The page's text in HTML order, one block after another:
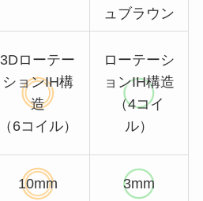
ュブラウン
3Dローテー
ションIH構
造
（6コイル）
ローテーシ
ョンIH構造
（4コイ
ル）
10mm 3mm